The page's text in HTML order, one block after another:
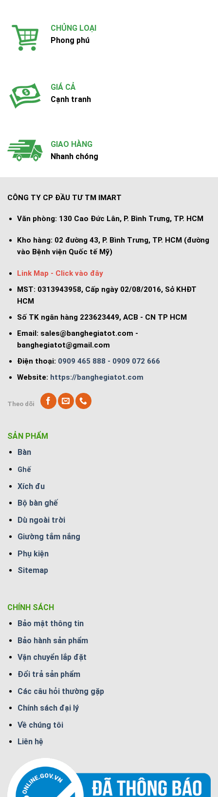
CHỦNG LOẠI
Phong phú
GIÁ CẢ
Cạnh tranh
GIAO HÀNG
Nhanh chóng
CÔNG TY CP ĐẦU TƯ TM IMART
Văn phòng: 130 Cao Đức Lân, P. Bình Trưng, TP. HCM
Kho hàng: 02 đường 43, P. Bình Trưng, TP. HCM (đường
vào Bệnh viện Quốc tế Mỹ)
Link Map - Click vào đây
MST: 0313943958, Cấp ngày 02/08/2016, Sở KHĐT
HCM
Số TK ngân hàng 223623449, ACB - CN TP HCM
Email: sales@banghegiatot.com -
banghegiatot@gmail.com
Điện thoại: 0909 465 888 - 0909 072 666
Website: https://banghegiatot.com
Theo dõi
SẢN PHẨM
Bàn
Ghế
Xích đu
Bộ bàn ghế
Dù ngoài trời
Giường tắm nắng
Phụ kiện
Sitemap
CHÍNH SÁCH
Bảo mật thông tin
Bảo hành sản phẩm
Vận chuyển lắp đặt
Đổi trả sản phẩm
Các câu hỏi thường gặp
Chính sách đại lý
Về chúng tôi
Liên hệ